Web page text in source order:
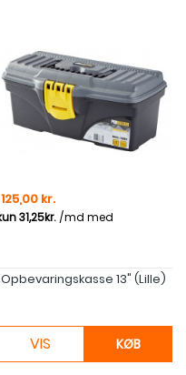
Pris
125,00 kr.
Opbevaringskasse 13" (lille)
VIS KØB